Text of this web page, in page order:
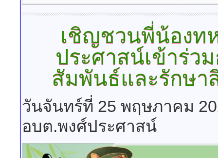
3ffd711d-09c0-4f6b-a994-8ebbf0dce06a.jpg [ ] 122 Kb
เชิญชวนพี่น้องท
ประศาสน์เข้าร่ว
สัมพันธ์และรักษา
วันจันทร์ที่ 25 พฤษภาคม
อบต.พงศ์ประศาสน์